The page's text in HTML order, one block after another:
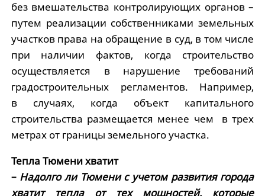
без вмешательства контролирующих органов –
путем реализации собственниками земельных
участков права на обращение в суд, в том числе
при наличии фактов, когда строительство
осуществляется в нарушение требований
градостроительных регламентов. Например,
в случаях, когда объект капитального
строительства размещается менее чем в трех
метрах от границы земельного участка.
Тепла Тюмени хватит
– Надолго ли Тюмени с учетом развития города
хватит тепла от тех мощностей, которые